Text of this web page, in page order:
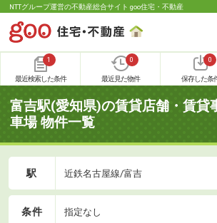
NTTグループ運営の不動産総合サイト goo住宅・不動産
1
最近検索した条件
0
最近見た物件
0
保存した条
富吉駅(愛知県)の賃貸店舗・賃貸
車場 物件一覧
駅 近鉄名古屋線/富吉
条件 指定なし